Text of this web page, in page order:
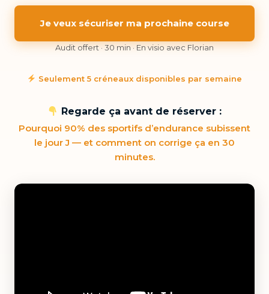
Je veux sécuriser ma prochaine course
Audit offert · 30 min · En visio avec Florian
Seulement 5 créneaux disponibles par semaine
Regarde ça avant de réserver :
Pourquoi 90% des sportifs d’endurance subissent
le jour J — et comment on corrige ça en 30
minutes.